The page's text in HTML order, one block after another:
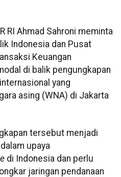
RI Ahmad Sahroni meminta
Indonesia dan Pusat
Keuangan
di balik pengungkapan
yang
asing (WNA) di Jakarta
tersebut menjadi
upaya
di Indonesia dan perlu
jaringan pendanaan